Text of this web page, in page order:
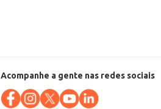
Acompanhe a gente nas redes sociais